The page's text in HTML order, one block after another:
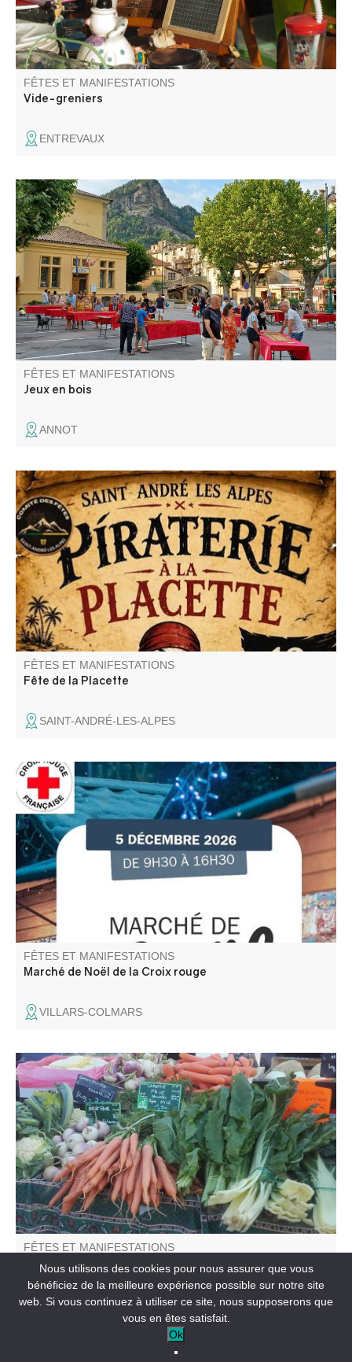
FÊTES ET MANIFESTATIONS
Vide-greniers
ENTREVAUX
Venez tester vos réflexes et votre concentration en famille
ou entre amis sur les nombreux jeux en bois géants.
FÊTES ET MANIFESTATIONS
Jeux en bois
ANNOT
"Piraterie à la Placette" animé par DJ Mathis.
FÊTES ET MANIFESTATIONS
Fête de la Placette
SAINT-ANDRÉ-LES-ALPES
Participez aux actions de la Croix Rouge Française locale
et venez rencontrer l'équipe des bénévoles. De bonnes
affaires sur le marché avant l'arrivée des fêtes.
FÊTES ET MANIFESTATIONS
Marché de Noël de la Croix rouge
VILLARS-COLMARS
Vous trouverez sur la place Louis Moreau un petit marché
avec des produits locaux.
FÊTES ET MANIFESTATIONS
Marché hebdomadaire
ENTREVAUX
Nous utilisons des cookies pour nous assurer que vous
bénéficiez de la meilleure expérience possible sur notre site
web. Si vous continuez à utiliser ce site, nous supposerons que
vous en êtes satisfait.
Ok